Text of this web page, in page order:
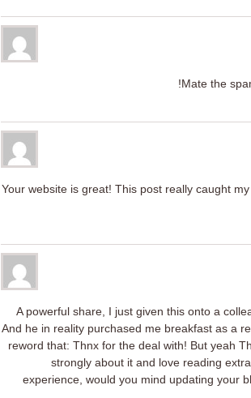
Mate the
Your website is great! This post really caught
A powerful share, I just given this onto a
And he in reality purchased me breakfast as a
reword that: Thnx for the deal with! But yeah
strongly about it and love reading
experience, would you mind updating your